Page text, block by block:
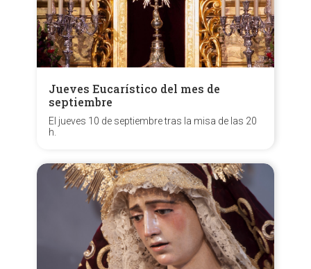
Jueves Eucarístico del mes de
septiembre
El jueves 10 de septiembre tras la misa de las 20
h.